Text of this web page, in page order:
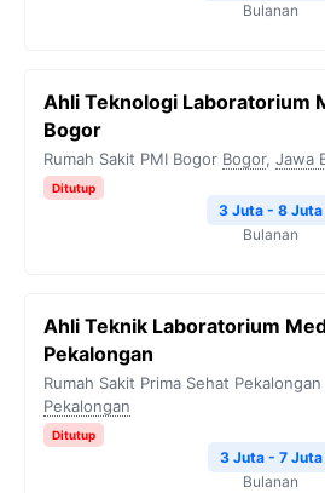
Bulanan
Ahli Teknologi Laboratorium
Bogor
Rumah Sakit PMI Bogor Bogor, Jawa
Ditutup
3 Juta - 8 Juta
Bulanan
Ahli Teknik Laboratorium
Pekalongan
Rumah Sakit Prima Sehat Pekalongan
Pekalongan
Ditutup
3 Juta - 7 Juta
Bulanan